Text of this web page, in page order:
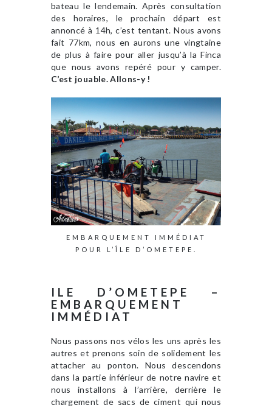
bateau le lendemain. Après consultation
des horaires, le prochain départ est
annoncé à 14h, c’est tentant. Nous avons
fait 77km, nous en aurons une vingtaine
de plus à faire pour aller jusqu’à la Finca
que nous avons repéré pour y camper.
C’est jouable. Allons-y !
EMBARQUEMENT IMMÉDIAT
POUR L’ÎLE D’OMETEPE.
ILE D’OMETEPE –
EMBARQUEMENT
IMMÉDIAT
Nous passons nos vélos les uns après les
autres et prenons soin de solidement les
attacher au ponton. Nous descendons
dans la partie inférieur de notre navire et
nous installons à l’arrière, derrière le
chargement de sacs de ciment qui nous